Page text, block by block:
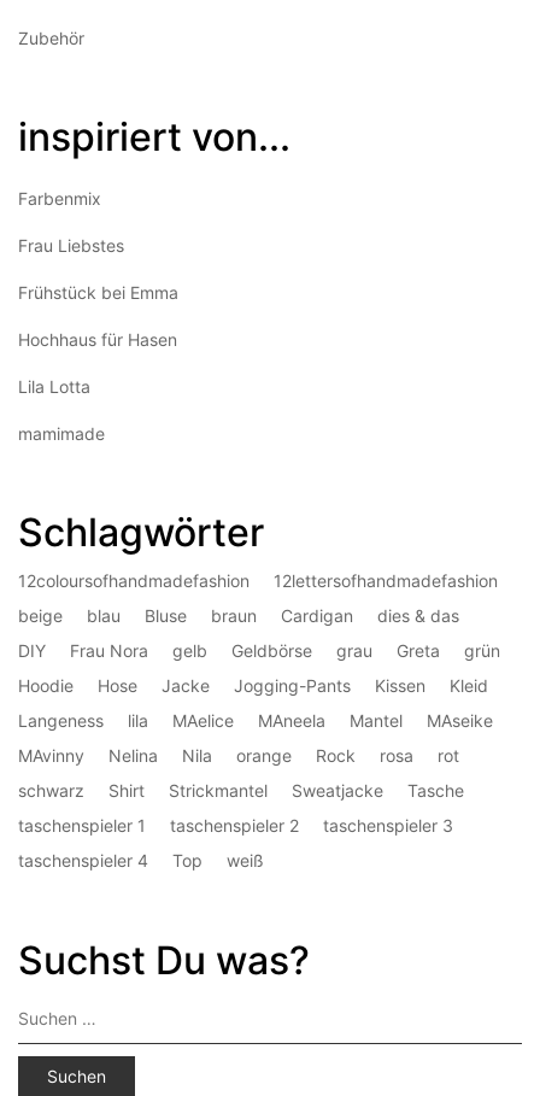
Zubehör
inspiriert von...
Farbenmix
Frau Liebstes
Frühstück bei Emma
Hochhaus für Hasen
Lila Lotta
mamimade
Schlagwörter
12coloursofhandmadefashion
12lettersofhandmadefashion
beige
blau Bluse braun Cardigan
dies & das
DIY
Frau Nora gelb Geldbörse grau Greta
grün
Hoodie
Hose Jacke Jogging-Pants Kissen
Kleid
Langeness
lila MAelice MAneela Mantel
MAseike
MAvinny
Nelina Nila orange Rock rosa
rot
schwarz
Shirt Strickmantel Sweatjacke
Tasche
taschenspieler 1
taschenspieler 2
taschenspieler 3
taschenspieler 4
Top weiß
Suchst Du was?
Suchen